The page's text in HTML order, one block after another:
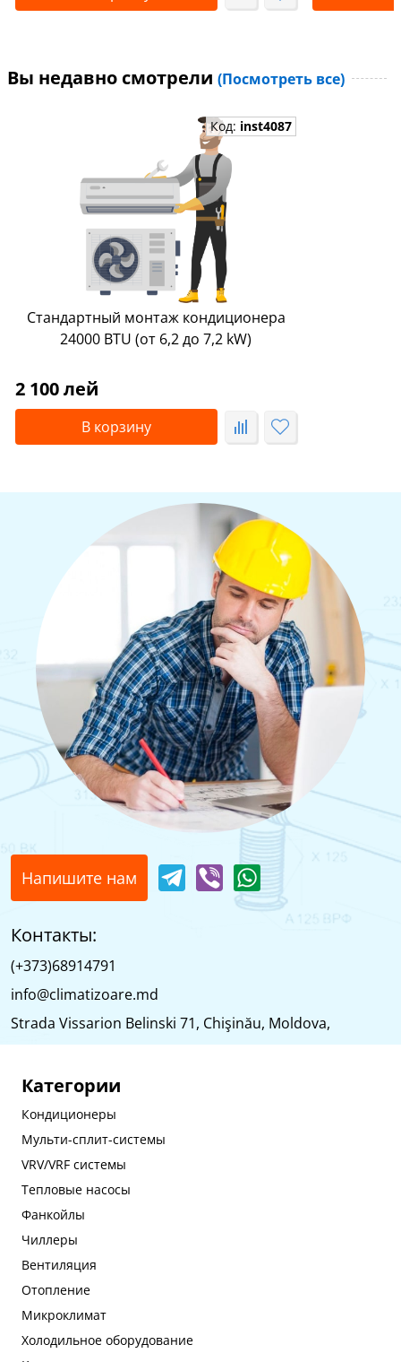
Вы недавно смотрели (Посмотреть все)
Код: inst4087
Стандартный монтаж кондиционера
24000 BTU (от 6,2 до 7,2 kW)
2 100 лей
В корзину
Напишите нам
Контакты:
(+373)68914791
info@climatizoare.md
Strada Vissarion Belinski 71, Chişinău, Moldova,
Категории
Кондиционеры
Мульти-сплит-системы
VRV/VRF системы
Тепловые насосы
Фанкойлы
Чиллеры
Вентиляция
Отопление
Микроклимат
Холодильное оборудование